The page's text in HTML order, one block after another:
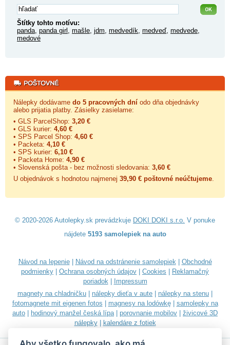
Štítky tohto motívu:
panda panda girl mašle jdm medvedík medveď, medvede
medové
Nálepky dodávame do 5 pracovných dní odo dňa objednávky
alebo prijatia platby. Zásielky zasielame:
• GLS ParcelShop: 3,20 €
• GLS kurier: 4,60 €
• SPS Parcel Shop: 4,60 €
• Packeta: 4,10 €
• SPS kurier: 6,10 €
• Packeta Home: 4,90 €
• Slovenská pošta - bez možnosti sledovania: 3,60 €
U objednávok s hodnotou najmenej 39,90 € poštovné neúčtujeme
© 2020-2026 Autolepky.sk prevádzkuje DOKI DOKI s.r.o. V ponuke
nájdete 5193 samolepiek na auto
Návod na lepenie| Návod na odstránenie samolepiek| Obchodné
podmienky
Ochrana osobných údajov Cookies
Reklamačný
poriadok|
Impressum
magnety na chladničku
nálepky dieťa v aute nálepky na stenu
fotomagnete mit eigenen fotos
magnesy na lodówkę| samolepky na
auto
hodinový manžel česká lípa| porovnanie mobilov
živicové 3D
nálepky| kalendáre z fotiek